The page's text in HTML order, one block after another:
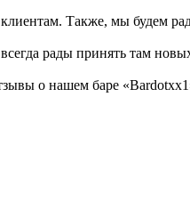
Также, мы будем
рады принять там
о нашем баре